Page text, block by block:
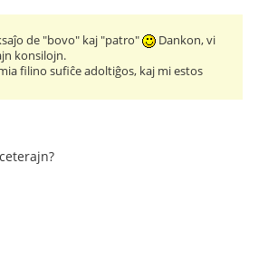
de "bovo" kaj "patro"
Dankon, vi
konsilojn.
filino sufiĉe adoltiĝos, kaj mi estos